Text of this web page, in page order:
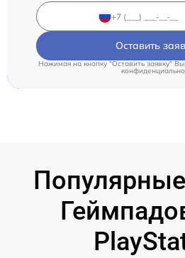
Оставить
Нажимая на кнопку "Оставить заявку"